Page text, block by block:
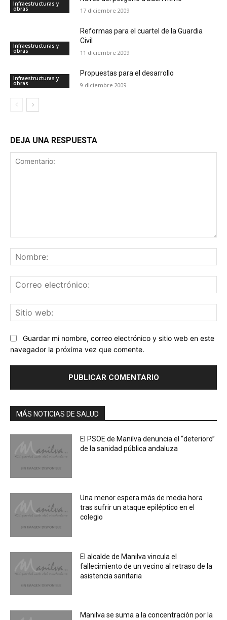
Infraestructuras y
obras 17 diciembre 2009
Infraestructuras y
obras
Reformas para el cuartel de la Guardia
Civil
11 diciembre 2009
Infraestructuras y
obras
Propuestas para el desarrollo
9 diciembre 2009
DEJA UNA RESPUESTA
Guardar mi nombre, correo electrónico y sitio web en este
navegador la próxima vez que comente.
MÁS NOTICIAS DE SALUD
El PSOE de Manilva denuncia el “deterioro”
de la sanidad pública andaluza
Una menor espera más de media hora
tras sufrir un ataque epiléptico en el
colegio
El alcalde de Manilva vincula el
fallecimiento de un vecino al retraso de la
asistencia sanitaria
Manilva se suma a la concentración por la